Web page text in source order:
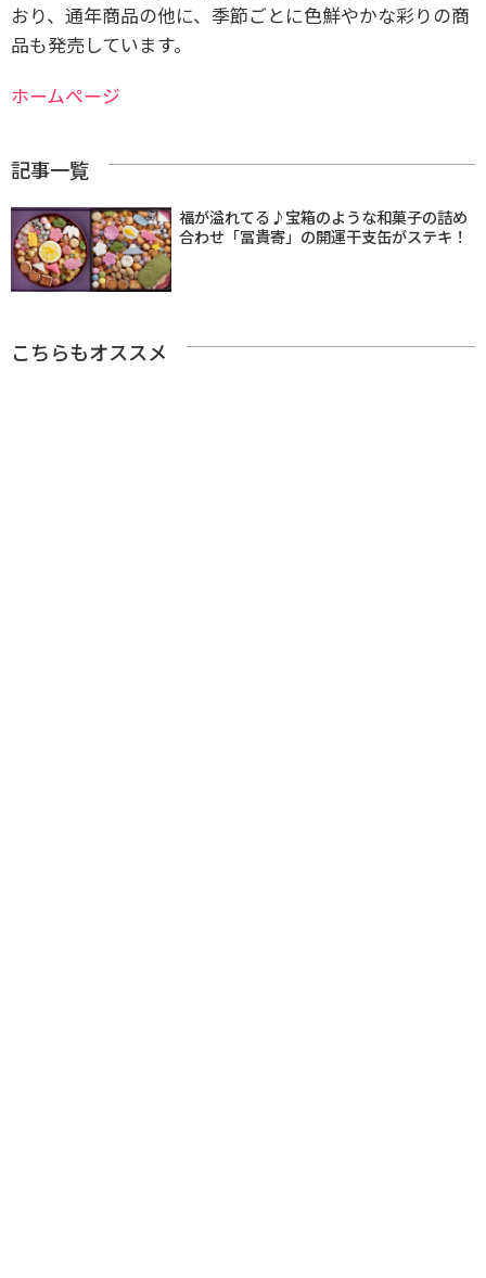
おり、通年商品の他に、季節ごとに色鮮やかな彩りの商
品も発売しています。
ホームページ
記事一覧
福が溢れてる♪宝箱のような和菓子の詰め
合わせ「冨貴寄」の開運干支缶がステキ！
こちらもオススメ